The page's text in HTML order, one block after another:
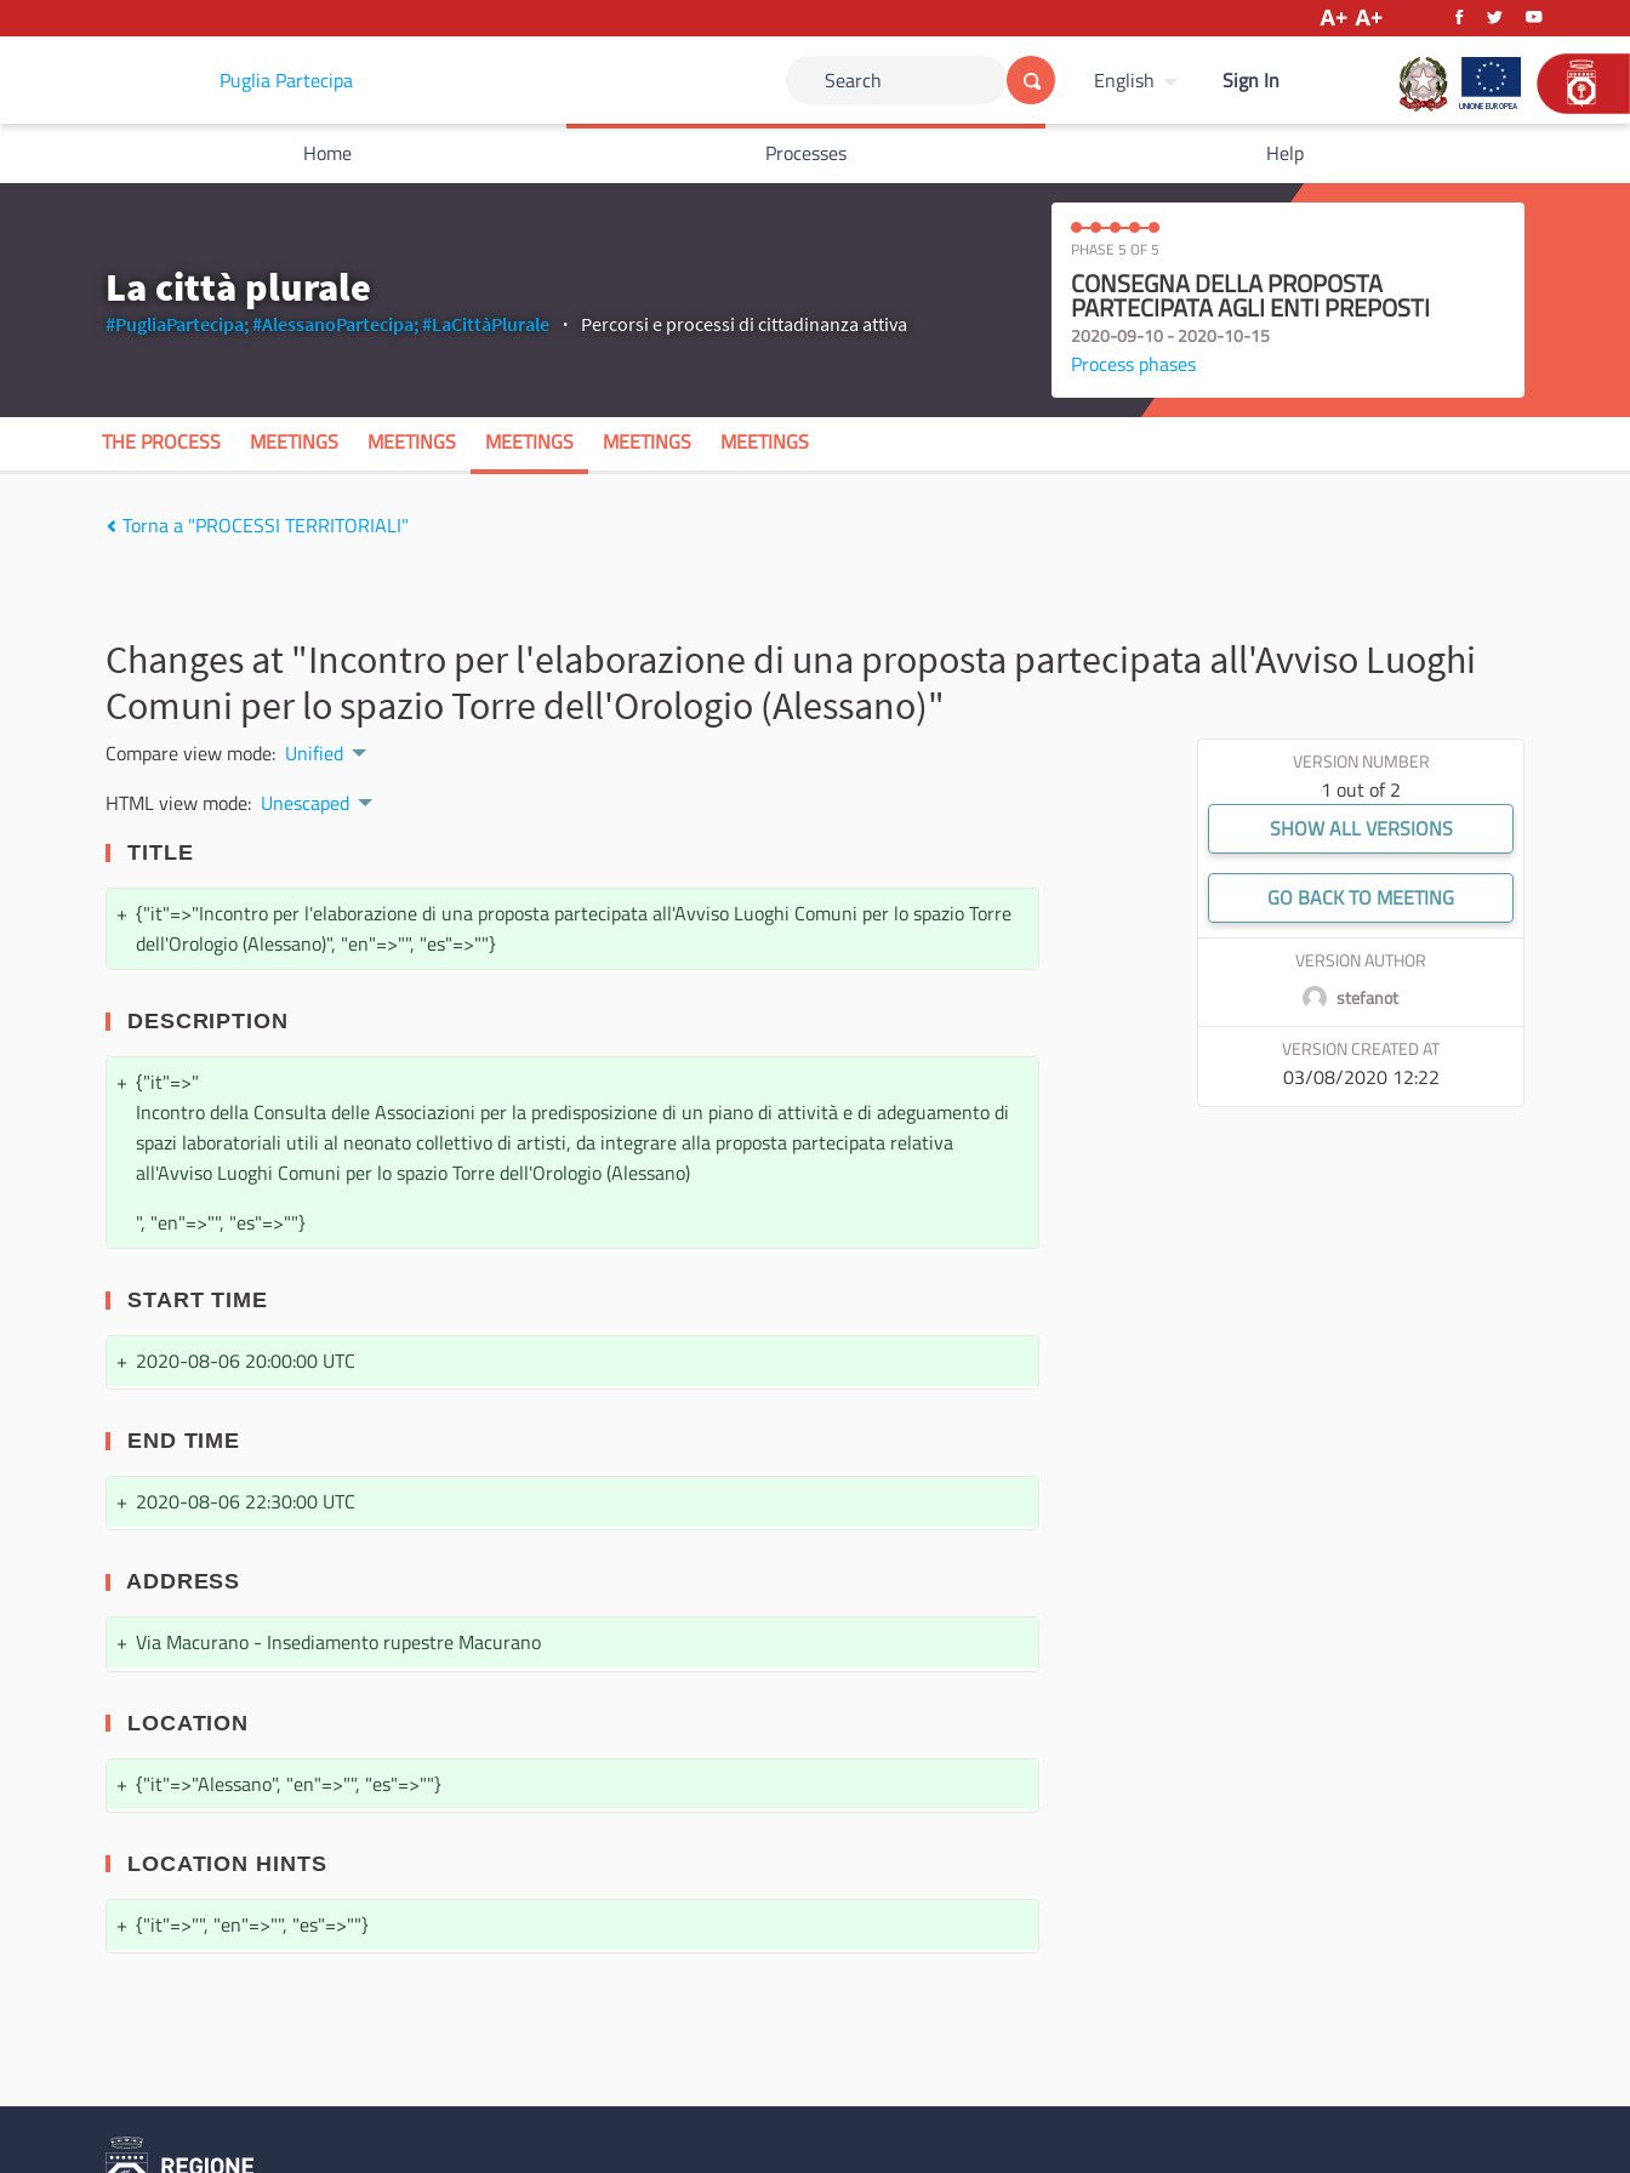
Puglia Partecipa Search English Sign In
Home Processes Help
La città plurale
#PugliaPartecipa;#AlessanoPartecipa;#LaCittàPlurale Percorsi e processi di cittadinanza attiva
PHASE 5 OF 5
CONSEGNA DELLA PROPOSTA
PARTECIPATA AGLI ENTI PREPOSTI
2020-09-10 - 2020-10-15
Process phases
THE PROCESS MEETINGS MEETINGS MEETINGS MEETINGS MEETINGS
Torna a "PROCESSI TERRITORIALI"
Changes at "Incontro per l'elaborazione di una proposta partecipata all'Avviso Luoghi
Comuni per lo spazio Torre dell'Orologio (Alessano)"
Compare view mode: Unified
HTML view mode: Unescaped
TITLE
+ {"it"=>"Incontro per l'elaborazione di una proposta partecipata all'Avviso Luoghi Comuni per lo spazio Torre
dell'Orologio (Alessano)", "en"=>"", "es"=>""}
DESCRIPTION
+ {"it"=>"
Incontro della Consulta delle Associazioni per la predisposizione di un piano di attività e di adeguamento di
spazi laboratoriali utili al neonato collettivo di artisti, da integrare alla proposta partecipata relativa
all'Avviso Luoghi Comuni per lo spazio Torre dell'Orologio (Alessano)
", "en"=>"", "es"=>""}
START TIME
+ 2020-08-06 20:00:00 UTC
END TIME
+ 2020-08-06 22:30:00 UTC
ADDRESS
+ Via Macurano - Insediamento rupestre Macurano
LOCATION
+ {"it"=>"Alessano", "en"=>"", "es"=>""}
LOCATION HINTS
+ {"it"=>"", "en"=>"", "es"=>""}
VERSION NUMBER
1 out of 2
SHOW ALL VERSIONS
GO BACK TO MEETING
VERSION AUTHOR
stefanot
VERSION CREATED AT
03/08/2020 12:22